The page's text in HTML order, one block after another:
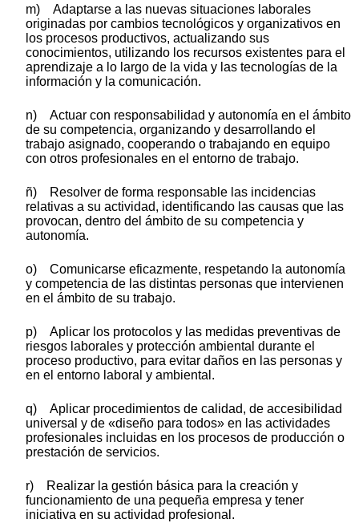
m) Adaptarse a las nuevas situaciones laborales
originadas por cambios tecnológicos y organizativos en
los procesos productivos, actualizando sus
conocimientos, utilizando los recursos existentes para el
aprendizaje a lo largo de la vida y las tecnologías de la
información y la comunicación.
n) Actuar con responsabilidad y autonomía en el ámbito
de su competencia, organizando y desarrollando el
trabajo asignado, cooperando o trabajando en equipo
con otros profesionales en el entorno de trabajo.
ñ) Resolver de forma responsable las incidencias
relativas a su actividad, identificando las causas que las
provocan, dentro del ámbito de su competencia y
autonomía.
o) Comunicarse eficazmente, respetando la autonomía
y competencia de las distintas personas que intervienen
en el ámbito de su trabajo.
p) Aplicar los protocolos y las medidas preventivas de
riesgos laborales y protección ambiental durante el
proceso productivo, para evitar daños en las personas y
en el entorno laboral y ambiental.
q) Aplicar procedimientos de calidad, de accesibilidad
universal y de «diseño para todos» en las actividades
profesionales incluidas en los procesos de producción o
prestación de servicios.
r) Realizar la gestión básica para la creación y
funcionamiento de una pequeña empresa y tener
iniciativa en su actividad profesional.